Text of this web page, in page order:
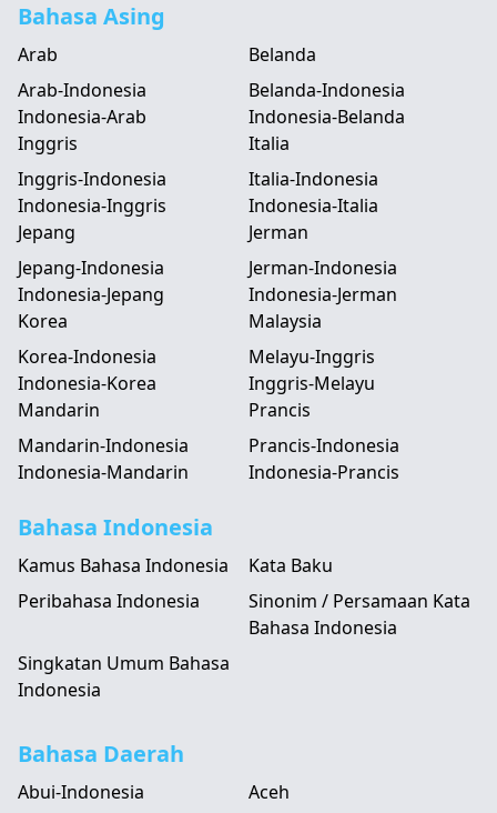
Bahasa Asing
Arab
Arab-Indonesia
Indonesia-Arab
Belanda
Belanda-Indonesia
Indonesia-Belanda
Inggris
Inggris-Indonesia
Indonesia-Inggris
Italia
Italia-Indonesia
Indonesia-Italia
Jepang
Jepang-Indonesia
Indonesia-Jepang
Jerman
Jerman-Indonesia
Indonesia-Jerman
Korea
Korea-Indonesia
Indonesia-Korea
Malaysia
Melayu-Inggris
Inggris-Melayu
Mandarin
Mandarin-Indonesia
Indonesia-Mandarin
Prancis
Prancis-Indonesia
Indonesia-Prancis
Bahasa Indonesia
Kamus Bahasa Indonesia
Kata Baku
Peribahasa Indonesia
Sinonim / Persamaan Kata
Bahasa Indonesia
Singkatan Umum Bahasa
Indonesia
Bahasa Daerah
Abui-Indonesia
Aceh